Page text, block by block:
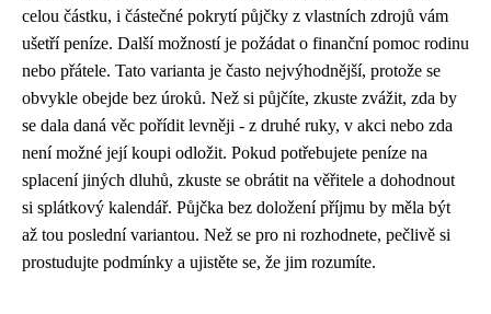
celou částku, i částečné pokrytí půjčky z vlastních zdrojů vám
ušetří peníze. Další možností je požádat o finanční pomoc rodinu
nebo přátele. Tato varianta je často nejvýhodnější, protože se
obvykle obejde bez úroků. Než si půjčíte, zkuste zvážit, zda by
se dala daná věc pořídit levněji - z druhé ruky, v akci nebo zda
není možné její koupi odložit. Pokud potřebujete peníze na
splacení jiných dluhů, zkuste se obrátit na věřitele a dohodnout
si splátkový kalendář. Půjčka bez doložení příjmu by měla být
až tou poslední variantou. Než se pro ni rozhodnete, pečlivě si
prostudujte podmínky a ujistěte se, že jim rozumíte.